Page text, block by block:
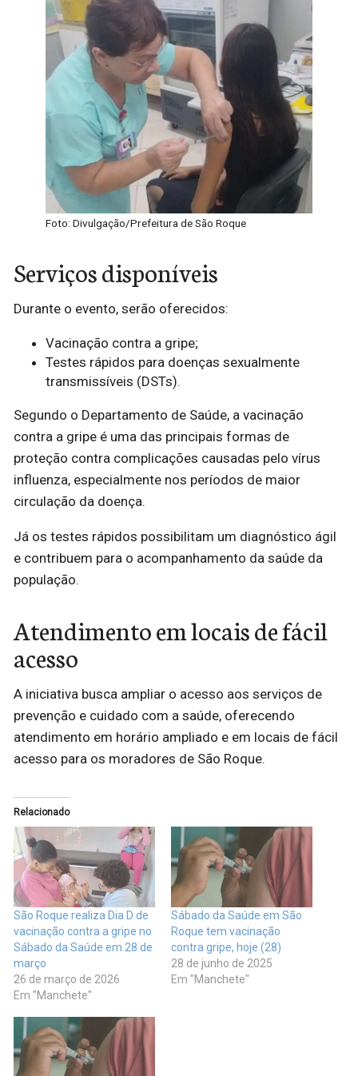
Foto: Divulgação/Prefeitura de São Roque
Serviços disponíveis
Durante o evento, serão oferecidos:
Vacinação contra a gripe;
Testes rápidos para doenças sexualmente
transmissíveis (DSTs).
Segundo o Departamento de Saúde, a vacinação
contra a gripe é uma das principais formas de
proteção contra complicações causadas pelo vírus
influenza, especialmente nos períodos de maior
circulação da doença.
Já os testes rápidos possibilitam um diagnóstico ágil
e contribuem para o acompanhamento da saúde da
população.
Atendimento em locais de fácil
acesso
A iniciativa busca ampliar o acesso aos serviços de
prevenção e cuidado com a saúde, oferecendo
atendimento em horário ampliado e em locais de fácil
acesso para os moradores de São Roque.
Relacionado
São Roque realiza Dia D de
vacinação contra a gripe no
Sábado da Saúde em 28 de
março
26 de março de 2026
Em "Manchete"
Sábado da Saúde em São
Roque tem vacinação
contra gripe, hoje (28)
28 de junho de 2025
Em "Manchete"